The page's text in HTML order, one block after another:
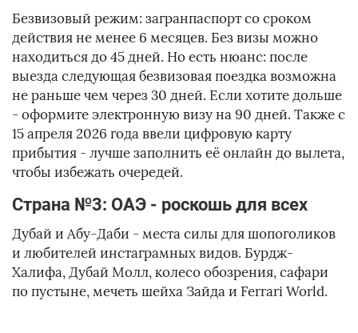
Безвизовый режим: загранпаспорт со сроком
действия не менее 6 месяцев. Без визы можно
находиться до 45 дней. Но есть нюанс: после
выезда следующая безвизовая поездка возможна
не раньше чем через 30 дней. Если хотите дольше
- оформите электронную визу на 90 дней. Также с
15 апреля 2026 года ввели цифровую карту
прибытия - лучше заполнить её онлайн до вылета,
чтобы избежать очередей.
Страна №3: ОАЭ - роскошь для всех
Дубай и Абу-Даби - места силы для шопоголиков
и любителей инстаграмных видов. Бурдж-
Халифа, Дубай Молл, колесо обозрения, сафари
по пустыне, мечеть шейха Зайда и Ferrari World.